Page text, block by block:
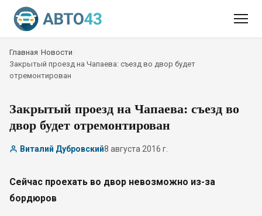
Главная Новости
Закрытый проезд на Чапаева: съезд во двор будет
отремонтирован
Закрытый проезд на Чапаева: съезд во
двор будет отремонтирован
Виталий Дубровский8 августа 2016 г.
Сейчас проехать во двор невозможно из-за
бордюров